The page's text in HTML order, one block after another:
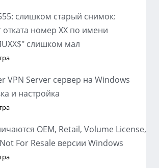
слишком старый снимок:
отката номер XX по имени
слишком мал
VPN Server сервер на Windows
и настройка
OEM, Retail, Volume License,
For Resale версии Windows